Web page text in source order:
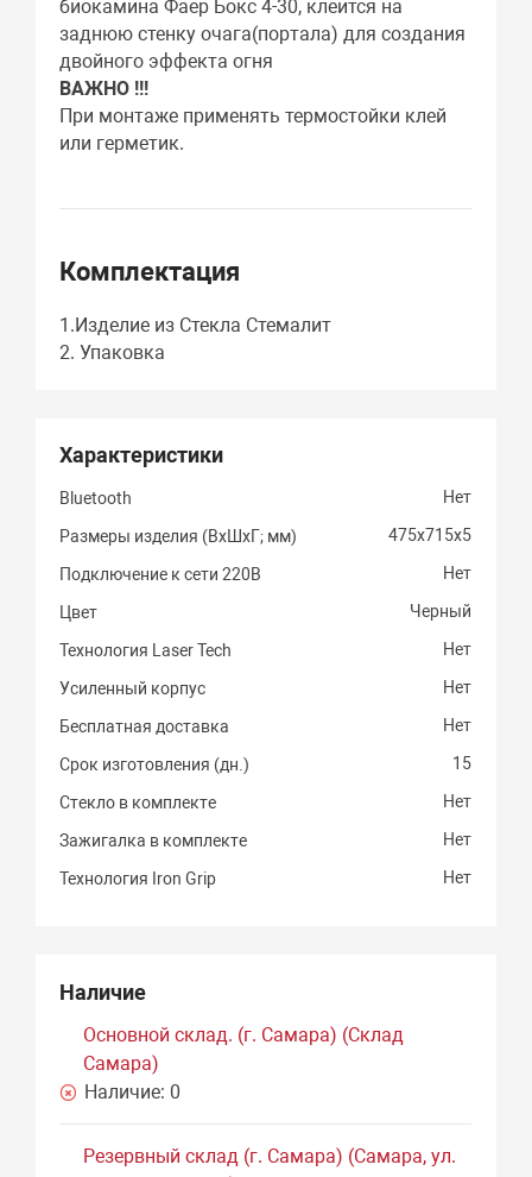
биокамина Фаер Бокс 4-30, клеится на
заднюю стенку очага(портала) для создания
двойного эффекта огня
ВАЖНО !!!
При монтаже применять термостойки клей
или герметик.
Комплектация
1.Изделие из Стекла Стемалит
2. Упаковка
Характеристики
Bluetooth Нет
Размеры изделия (ВхШхГ; мм) 475х715х5
Подключение к сети 220В Нет
Цвет Черный
Технология Laser Tech Нет
Усиленный корпус Нет
Бесплатная доставка Нет
Срок изготовления (дн.) 15
Стекло в комплекте Нет
Зажигалка в комплекте Нет
Технология Iron Grip Нет
Наличие
Основной склад. (г. Самара) (Склад
Самара)
Наличие: 0
Резервный склад (г. Самара) (Самара, ул.